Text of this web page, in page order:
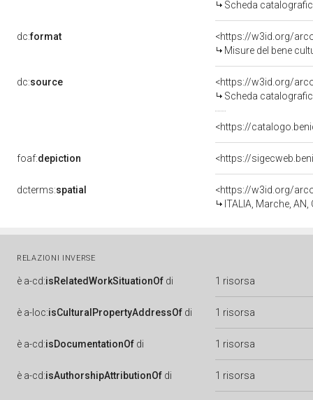
Scheda
dc:format
<https://w3id.org/
Misure del bene
dc:source
<https://w3id.org/
Scheda
<https://
foaf:depiction <https://
dcterms:spatial
<https://w3id.org/
ITALIA, Marche,
RELAZIONI INVERSE
è a-cd:isRelatedWorkSituationOf di 1 risorsa
è a-loc:isCulturalPropertyAddressOf di 1 risorsa
è a-cd:isDocumentationOf di 1 risorsa
è a-cd:isAuthorshipAttributionOf di 1 risorsa